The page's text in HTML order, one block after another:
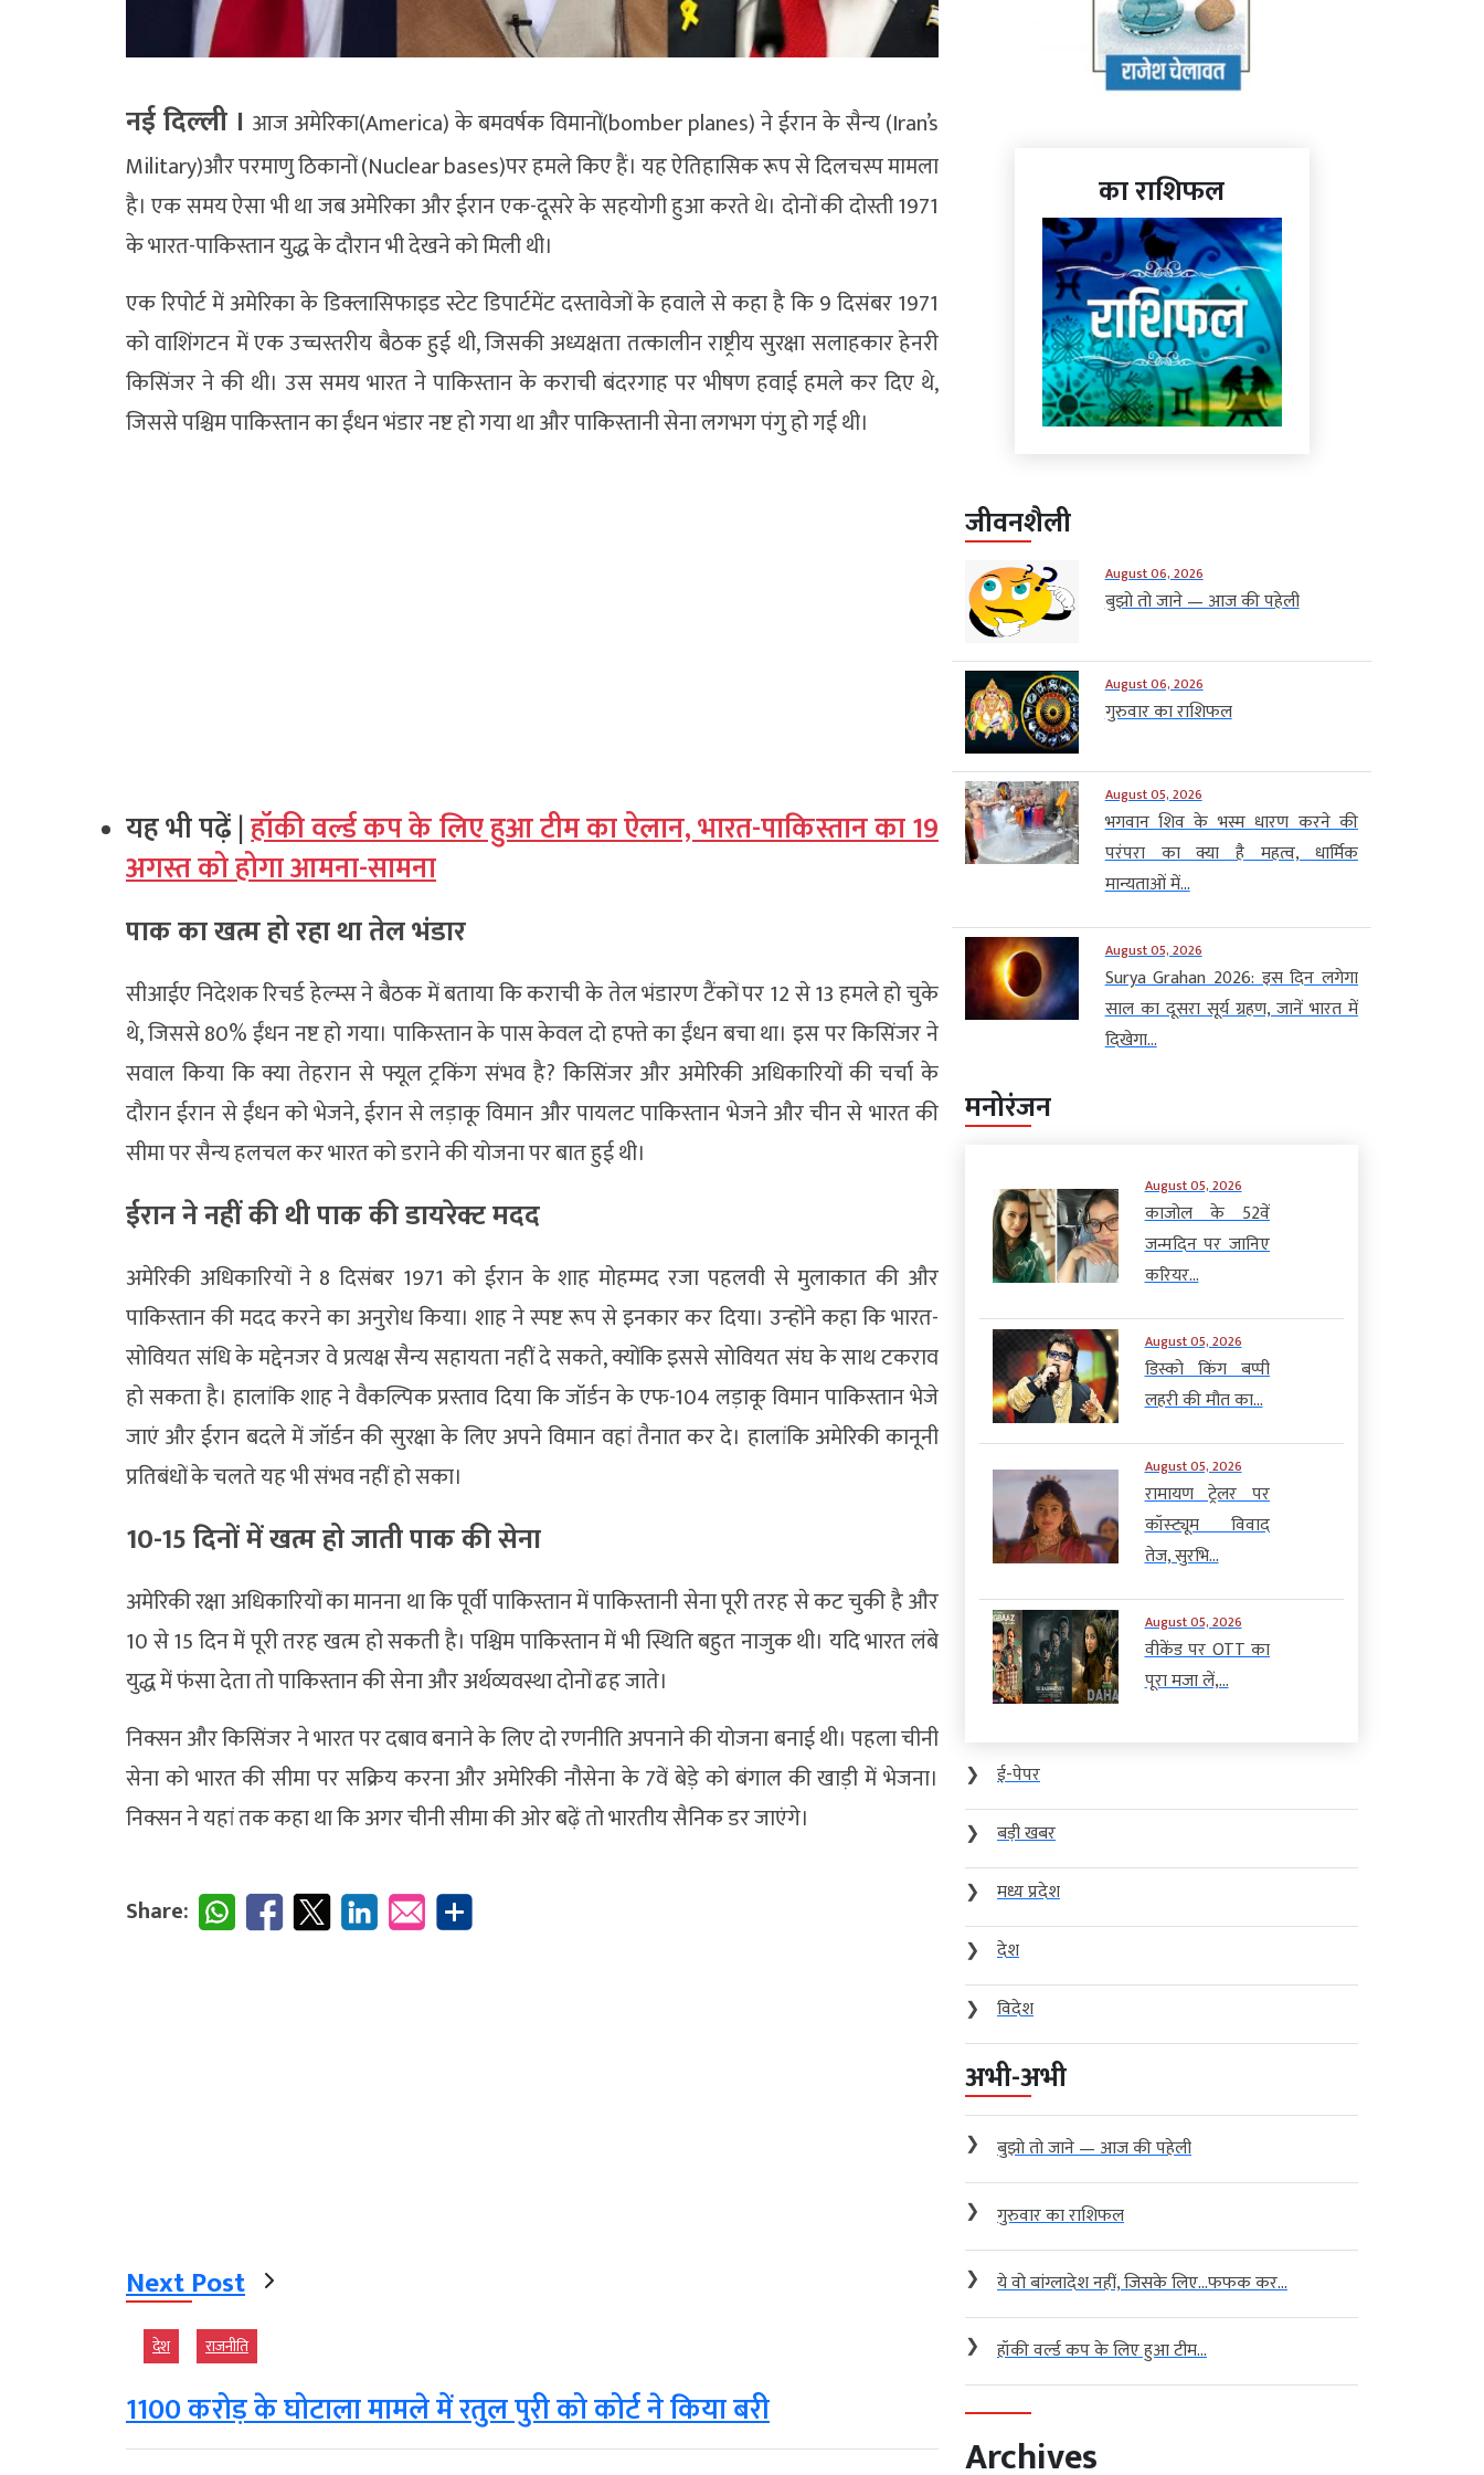
नई दिल्‍ली । आज अमेरिका(America) के बमवर्षक विमानों(bomber planes) ने ईरान के सैन्य (Iran’s
Military)और परमाणु ठिकानों (Nuclear bases)पर हमले किए हैं। यह ऐतिहासिक रूप से दिलचस्प मामला
है। एक समय ऐसा भी था जब अमेरिका और ईरान एक-दूसरे के सहयोगी हुआ करते थे। दोनों की दोस्ती 1971
के भारत-पाकिस्तान युद्ध के दौरान भी देखने को मिली थी।
एक रिपोर्ट में अमेरिका के डिक्लासिफाइड स्टेट डिपार्टमेंट दस्तावेजों के हवाले से कहा है कि 9 दिसंबर 1971
को वाशिंगटन में एक उच्चस्तरीय बैठक हुई थी, जिसकी अध्यक्षता तत्कालीन राष्ट्रीय सुरक्षा सलाहकार हेनरी
किसिंजर ने की थी। उस समय भारत ने पाकिस्तान के कराची बंदरगाह पर भीषण हवाई हमले कर दिए थे,
जिससे पश्चिम पाकिस्तान का ईंधन भंडार नष्ट हो गया था और पाकिस्तानी सेना लगभग पंगु हो गई थी।
यह भी पढ़ें |हॉकी वर्ल्ड कप के लिए हुआ टीम का ऐलान, भारत-पाकिस्तान का 19
अगस्त को होगा आमना-सामना
पाक का खत्म हो रहा था तेल भंडार
सीआईए निदेशक रिचर्ड हेल्म्स ने बैठक में बताया कि कराची के तेल भंडारण टैंकों पर 12 से 13 हमले हो चुके
थे, जिससे 80% ईंधन नष्ट हो गया। पाकिस्तान के पास केवल दो हफ्ते का ईंधन बचा था। इस पर किसिंजर ने
सवाल किया कि क्या तेहरान से फ्यूल ट्रकिंग संभव है? किसिंजर और अमेरिकी अधिकारियों की चर्चा के
दौरान ईरान से ईंधन को भेजने, ईरान से लड़ाकू विमान और पायलट पाकिस्तान भेजने और चीन से भारत की
सीमा पर सैन्य हलचल कर भारत को डराने की योजना पर बात हुई थी।
ईरान ने नहीं की थी पाक की डायरेक्ट मदद
अमेरिकी अधिकारियों ने 8 दिसंबर 1971 को ईरान के शाह मोहम्मद रजा पहलवी से मुलाकात की और
पाकिस्तान की मदद करने का अनुरोध किया। शाह ने स्पष्ट रूप से इनकार कर दिया। उन्होंने कहा कि भारत-
सोवियत संधि के मद्देनजर वे प्रत्यक्ष सैन्य सहायता नहीं दे सकते, क्योंकि इससे सोवियत संघ के साथ टकराव
हो सकता है। हालांकि शाह ने वैकल्पिक प्रस्ताव दिया कि जॉर्डन के एफ-104 लड़ाकू विमान पाकिस्तान भेजे
जाएं और ईरान बदले में जॉर्डन की सुरक्षा के लिए अपने विमान वहां तैनात कर दे। हालांकि अमेरिकी कानूनी
प्रतिबंधों के चलते यह भी संभव नहीं हो सका।
10-15 दिनों में खत्म हो जाती पाक की सेना
अमेरिकी रक्षा अधिकारियों का मानना था कि पूर्वी पाकिस्तान में पाकिस्तानी सेना पूरी तरह से कट चुकी है और
10 से 15 दिन में पूरी तरह खत्म हो सकती है। पश्चिम पाकिस्तान में भी स्थिति बहुत नाजुक थी। यदि भारत लंबे
युद्ध में फंसा देता तो पाकिस्तान की सेना और अर्थव्यवस्था दोनों ढह जाते।
निक्सन और किसिंजर ने भारत पर दबाव बनाने के लिए दो रणनीति अपनाने की योजना बनाई थी। पहला चीनी
सेना को भारत की सीमा पर सक्रिय करना और अमेरिकी नौसेना के 7वें बेड़े को बंगाल की खाड़ी में भेजना।
निक्सन ने यहां तक कहा था कि अगर चीनी सीमा की ओर बढ़ें तो भारतीय सैनिक डर जाएंगे।
Share:
Next Post
देश राजनीति
1100 करोड़ के घोटाला मामले में रतुल पुरी को कोर्ट ने किया बरी
का राशिफल
जीवनशैली
August 06, 2026
बुझो तो जाने — आज की पहेली
August 06, 2026
गुरुवार का राशिफल
August 05, 2026
भगवान शिव के भस्म धारण करने की
परंपरा का क्या है महत्व, धार्मिक
मान्यताओं में...
August 05, 2026
Surya Grahan 2026: इस दिन लगेगा
साल का दूसरा सूर्य ग्रहण, जानें भारत में
दिखेगा...
मनोरंजन
August 05, 2026
काजोल के 52वें
जन्मदिन पर जानिए
करियर...
August 05, 2026
डिस्को किंग बप्पी
लहरी की मौत का...
August 05, 2026
रामायण ट्रेलर पर
कॉस्ट्यूम विवाद
तेज, सुरभि...
August 05, 2026
वीकेंड पर OTT का
पूरा मजा लें,...
❯
ई-पेपर
❯
बड़ी खबर
❯
मध्य प्रदेश
❯
देश
❯
विदेश
अभी-अभी
❯ बुझो तो जाने — आज की पहेली
❯ गुरुवार का राशिफल
❯ ये वो बांग्लादेश नहीं, जिसके लिए…फफक कर...
❯ हॉकी वर्ल्ड कप के लिए हुआ टीम...
Archives